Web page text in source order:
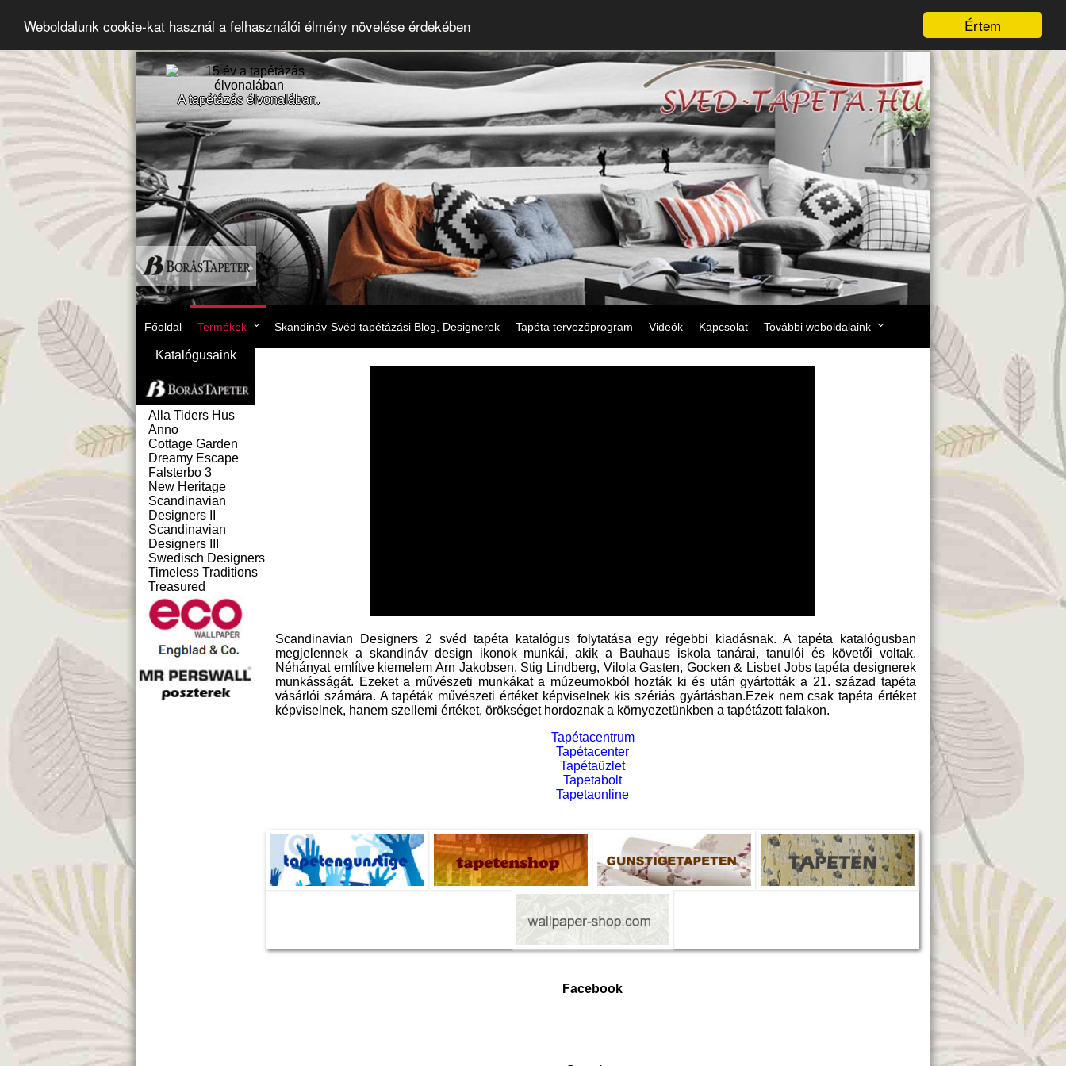
Értem
Weboldalunk cookie-kat használ a felhasználói élmény növelése érdekében
A tapétázás élvonalában.
Főoldal Termékek Skandináv-Svéd tapétázási Blog, Designerek Tapéta tervezőprogram Videók Kapcsolat További weboldalaink
Katalógusaink
Alla Tiders Hus
Anno
Cottage Garden
Dreamy Escape
Falsterbo 3
New Heritage
Scandinavian
Designers II
Scandinavian
Designers III
Swedisch Designers
Timeless Traditions
Treasured
Scandinavian Designers 2 svéd tapéta katalógus folytatása egy régebbi kiadásnak. A tapéta katalógusban
megjelennek a skandináv design ikonok munkái, akik a Bauhaus iskola tanárai, tanulói és követői voltak.
Néhányat említve kiemelem Arn Jakobsen, Stig Lindberg, Vilola Gasten, Gocken & Lisbet Jobs tapéta designerek
munkásságát. Ezeket a művészeti munkákat a múzeumokból hozták ki és után gyártották a 21. század tapéta
vásárlói számára. A tapéták művészeti értéket képviselnek kis szériás gyártásban.Ezek nem csak tapéta értéket
képviselnek, hanem szellemi értéket, örökséget hordoznak a környezetünkben a tapétázott falakon.
Tapétacentrum
Tapétacenter
Tapétaüzlet
Tapetabolt
Tapetaonline
Facebook